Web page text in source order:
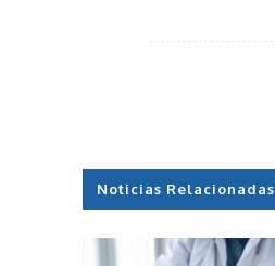
Noticias Relacionadas